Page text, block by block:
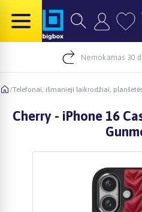
Nemokamas 30
/Telefonai, išmanieji laikrodžiai,
Cherry - iPhone 16